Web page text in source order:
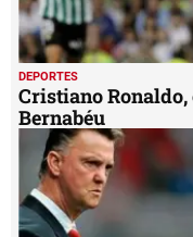
DEPORTES
Cristiano
Bernabéu